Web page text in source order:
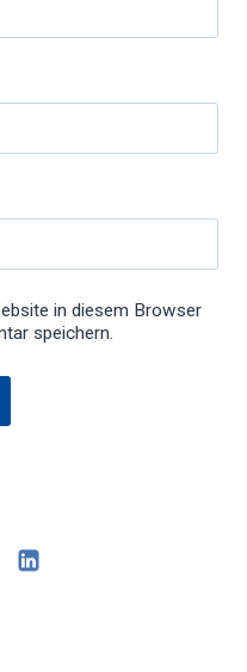
in diesem Browser
speichern.